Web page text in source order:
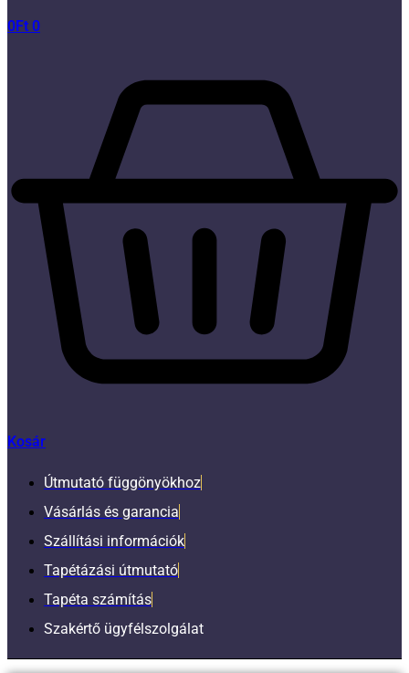
0Ft 0
Kosár
Útmutató függönyökhoz
Vásárlás és garancia
Szállítási információk
Tapétázási útmutató
Tapéta számítás
Szakértő ügyfélszolgálat